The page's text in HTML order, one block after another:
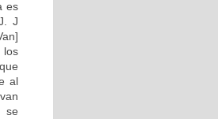
es
J
los
al
se